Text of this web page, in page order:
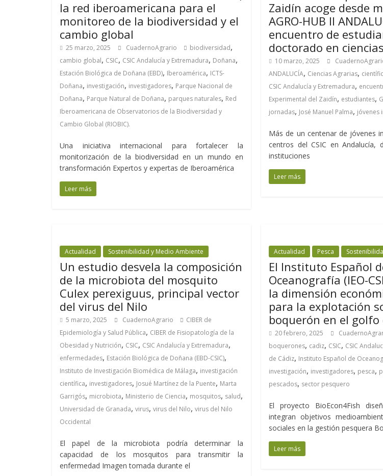
la red iberoamericana para el
monitoreo de la biodiversidad y el
cambio global
25 marzo, 2025 CuadernoAgrario biodiversidad,
cambio global, CSIC, CSIC Andalucía y Extremadura, Doñana,
Estación Biológica de Doñana (EBD), Iberoamérica, ICTS-
Doñana, investigación, investigadores, Parque Nacional de
Doñana, Parque Natural de Doñana, parques naturales, Red
Iberoamericana de Observatorios de la Biodiversidad y
Cambio Global (RIOBIC).
Una iniciativa internacional para fortalecer la
monitorización de la biodiversidad en un mundo en
transformación Expertos y expertas de Iberoamérica
Leer más
Zaidín acoge desde
AGRO-HUB II
encuentro de
doctorado en
10 marzo, 2025
ANDALUCÍA, Ciencias Agrarias,
CSIC Andalucía y Extremadura,
Experimental del Zaidín, estudiantes,
jornadas, José Manuel Palma, jóvenes
Más de un centenar de jóvenes
centros del CSIC en Andalucía,
instituciones
Leer más
Actualidad Sostenibilidad y Medio Ambiente
Un estudio desvela la composición
de la microbiota del mosquito
Culex perexiguus, principal vector
del virus del Nilo
5 marzo, 2025 CuadernoAgrario
CIBER de
Epidemiología y Salud Pública, CIBER de Fisiopatología de la
Obesidad y Nutrición, CSIC, CSIC Andalucía y Extremadura,
enfermedades, Estación Biológica de Doñana (EBD-CSIC),
Instituto de Investigación Biomédica de Málaga, investigación
científica, investigadores, Josué Martínez de la Puente, Marta
Garrigós, microbiota, Ministerio de Ciencia, mosquitos, salud,
Universidad de Granada, virus, virus del Nilo, virus del Nilo
Occidental
El papel de la microbiota podría determinar la
capacidad de los mosquitos para transmitir la
enfermedad Imagen tomada durante el
Actualidad Pesca
El Instituto Español
Oceanografía (IEO-
la dimensión
para la explotación
boquerón en el golfo
20 febrero, 2025
boquerones, cadiz, CSIC, CSIC
de Cádiz, Instituto Español de
investigación, investigadores, pesca,
pescados, sector pesquero
El proyecto BioEcon4Fish
integran objetivos
sociales en la gestión pesquera
Leer más